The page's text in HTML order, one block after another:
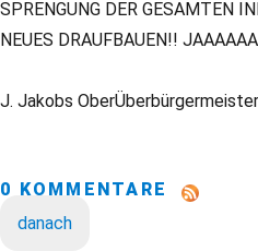
SPRENGUNG DER GESAMTEN
NEUES DRAUFBAUEN!!
J. Jakobs
0 KOMMENTARE
danach